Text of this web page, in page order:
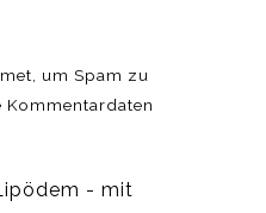
um Spam zu
Kommentardaten
- mit